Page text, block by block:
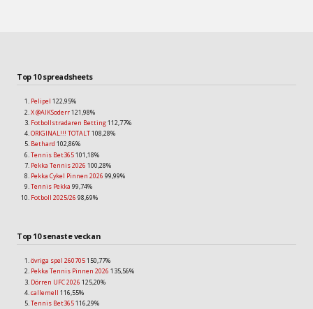
Top 10 spreadsheets
Pelipel 122,95%
X @AIKSoderr121,98%
Fotbollstradaren Betting112,77%
ORIGINAL!!! TOTALT108,28%
Bethard 102,86%
Tennis Bet365101,18%
Pekka Tennis 2026 100,28%
Pekka Cykel Pinnen 2026 99,99%
Tennis Pekka 99,74%
Fotboll 2025/26 98,69%
Top 10 senaste veckan
övriga spel 260705150,77%
Pekka Tennis Pinnen 2026 135,56%
Dörren UFC 2026 125,20%
callemell 116,55%
Tennis Bet365116,29%